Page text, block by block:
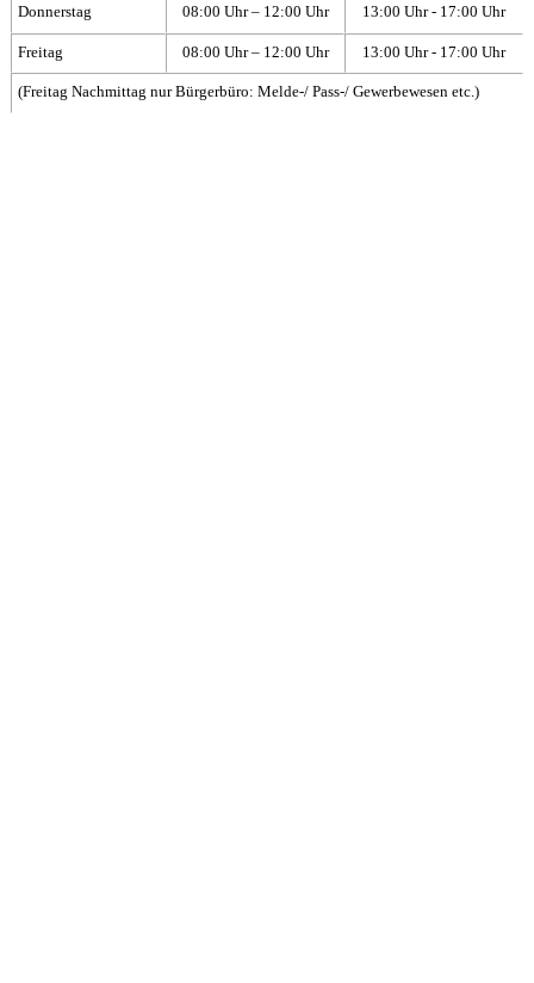
Donnerstag 08:00 Uhr – 12:00 Uhr 13:00 Uhr - 17:00 Uhr
Freitag 08:00 Uhr – 12:00 Uhr 13:00 Uhr - 17:00 Uhr
(Freitag Nachmittag nur Bürgerbüro: Melde-/ Pass-/ Gewerbewesen etc.)